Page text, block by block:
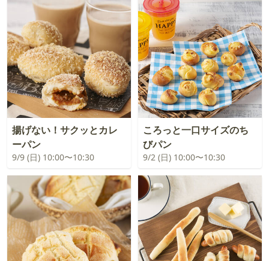
揚げない！サクッとカレ
ーパン
9/9 (日) 10:00〜10:30
ころっと一口サイズのち
びパン
9/2 (日) 10:00〜10:30